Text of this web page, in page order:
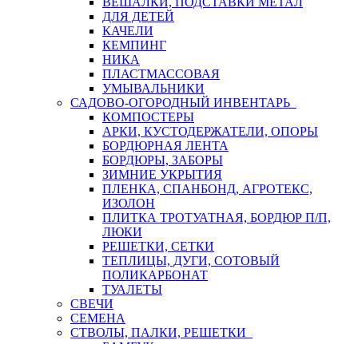
ДЛЯ ДЕТЕЙ
КАЧЕЛИ
КЕМПИНГ
НИКА
ПЛАСТМАССОВАЯ
УМЫВАЛЬНИКИ
САДОВО-ОГОРОДНЫЙ ИНВЕНТАРЬ
КОМПОСТЕРЫ
АРКИ, КУСТОДЕРЖАТЕЛИ, ОПОРЫ
БОРДЮРНАЯ ЛЕНТА
БОРДЮРЫ, ЗАБОРЫ
ЗИМНИЕ УКРЫТИЯ
ПЛЕНКА, СПАНБОНД, АГРОТЕКС,
ИЗОЛОН
ПЛИТКА ТРОТУАТНАЯ, БОРДЮР П/П,
ЛЮКИ
РЕШЕТКИ, СЕТКИ
ТЕПЛИЦЫ, ДУГИ, СОТОВЫЙ
ПОЛИКАРБОНАТ
ТУАЛЕТЫ
СВЕЧИ
СЕМЕНА
СТВОЛЫ, ПАЛКИ, РЕШЕТКИ